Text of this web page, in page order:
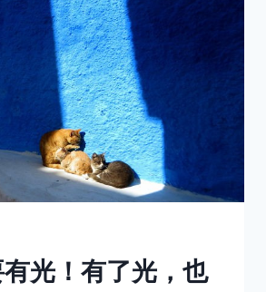
光！有了光，也